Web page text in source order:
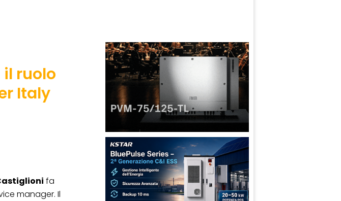
ruolo
Italy
fa
manager. Il